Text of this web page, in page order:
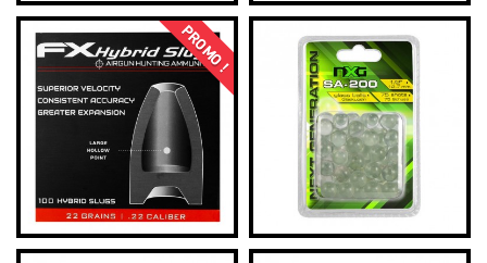
PROMO !